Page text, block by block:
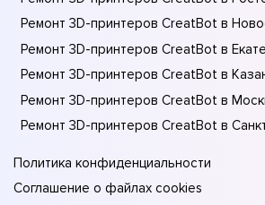
Ремонт 3D-принтеров CreatBot в
Ремонт 3D-принтеров CreatBot в
Ремонт 3D-принтеров CreatBot в
Ремонт 3D-принтеров CreatBot в
Ремонт 3D-принтеров CreatBot в
Политика конфиденциальности
Соглашение о файлах cookies